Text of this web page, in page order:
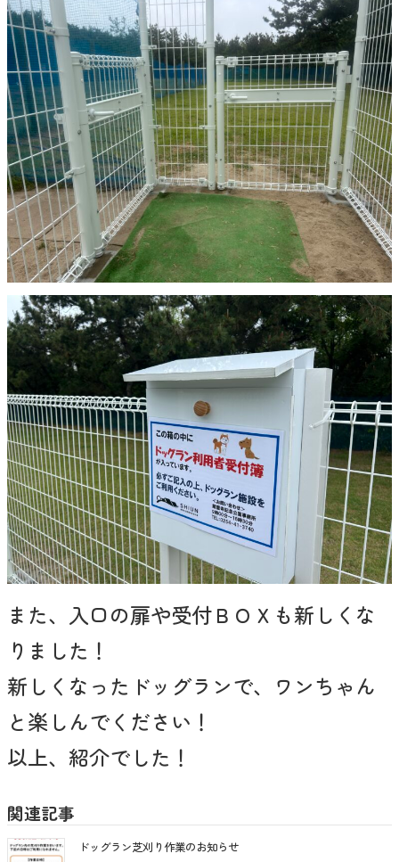
また、入口の扉や受付ＢＯＸも新しくな
りました！
新しくなったドッグランで、ワンちゃん
と楽しんでください！
以上、紹介でした！
関連記事
ドッグラン芝刈り作業のお知らせ